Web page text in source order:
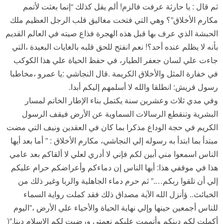
ثم قال : يا حارثة عرفت فالزم! ألم يقل كذلك “إنما بعثت لأتمم
مكارم الأخلاق”؟ وهي التي فتحت مغاليق قلب الرجل العظيم ملك
الحبشة الذي عرف بها قبل هذه الهجرة فذاع صيته في العالم القديم
بأنه لا يظلم عنده أحد؟! نعم انفتح للحق قلبه بالغايات البعيدة ،التي
جاءت علي لسان جعفر الطيار، في حفظ الحياة علي هذا الكوكب
في خفارة المثل والأخلاق الكريمة .قال النجاشي :يا عمرو ،مخاطبا
رسول قريش: انطلقا والله لا أسلمهم إليكم أبدا.
وفي مدي ثلاث وعشرين سنة يكتمل بناء الإطار الخاتم لمسار
البشرية وتنقطع الرسالات السماوية عن الأرض فيقف الرسول
الكريم في حجة الوداع مذكرا بما كان في العقدين ونيف التي مضت
مبتدأ بما ابتدأ به رسوله إلي النجاشي، مكارم الأخلاق : ” أما بعد أيها
الناس اسمعوا مني أبين لكم فإني لا أدري لعلي لا ألقاكم بعد عامي
هذا في موقفي هذا: أيها الناس إن دماءكم وأعراضكم حرام عليكم
إلي أن تلقوا ربكم….” ثم حرم دماء الجاهلية والربا وغير ذلك من
الخبائث.. ؤأنزل الله الآية مصداق ذلك فقد كملت رواية السماء
للناس أجمعين حينها وإلي نهاية الحياة والأحياء علي الأرض ،”اليوم
أكملت لكم دينكم وأتممت عليكم نعمتي ورضيت لكم الإسلام دينا.”(